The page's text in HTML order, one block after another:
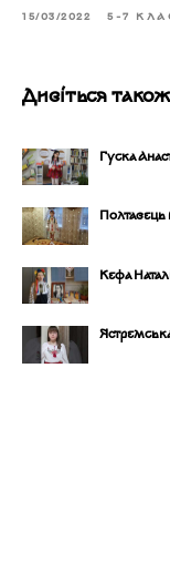
15/03/2022 5-7
Дивіться також
Гуска
Полтавець
Кефа